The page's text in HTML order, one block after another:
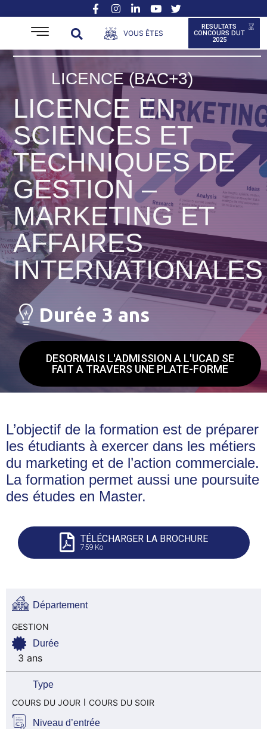
VOUS ÊTES
RESULTATS
CONCOURS DUT
2025
LICENCE (BAC+3)
LICENCE EN
SCIENCES ET
TECHNIQUES DE
GESTION –
MARKETING ET
AFFAIRES
INTERNATIONALES
Durée 3 ans
DESORMAIS L'ADMISSION A L'UCAD SE
FAIT A TRAVERS UNE PLATE-FORME
L’objectif de la formation est de préparer
les étudiants à exercer dans les métiers
du marketing et de l’action commerciale.
La formation permet aussi une poursuite
des études en Master.
TÉLÉCHARGER LA BROCHURE
759 Ko
Département
GESTION
Durée
3 ans
Type
COURS DU JOUR I COURS DU SOIR
Niveau d’entrée